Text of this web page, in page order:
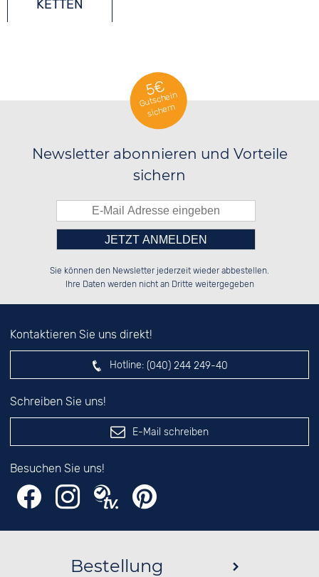
KETTEN
5€
Gutschein
sichern
Newsletter abonnieren und Vorteile
sichern
██░░██░░░░████░░██░░██░░██░░██░░
██████░░░░░░██░░██████░░██████░░
░░░░██░░░░░░██░░██░░██░░██░░██░░
Bitte tragen Sie die Zahl in
das nebenstehende Feld ein.
Sie können den Newsletter jederzeit wieder abbestellen.
Ihre Daten werden nicht an Dritte weitergegeben
Kontaktieren Sie uns direkt!
Hotline: (040) 244 249-40
Schreiben Sie uns!
E-Mail schreiben
Besuchen Sie uns!
Bestellung